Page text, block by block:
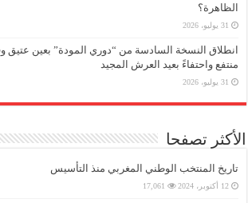
الظاهرة؟
31 يوليو، 2026
انطلاق النسخة السادسة من “دوري المودة” بعين عتيق
منتفع واحتفاءً بعيد العرش المجيد
31 يوليو، 2026
الأكثر تصفحا
تاريخ المنتخب الوطني المغربي منذ التأسيس
12 أكتوبر، 2024 17,061